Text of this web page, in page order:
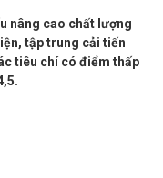
nâng cao chất lượng
tập trung cải tiến
tiêu chí có điểm thấp